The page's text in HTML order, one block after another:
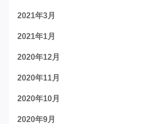
2021年3月
2021年1月
2020年12月
2020年11月
2020年10月
2020年9月